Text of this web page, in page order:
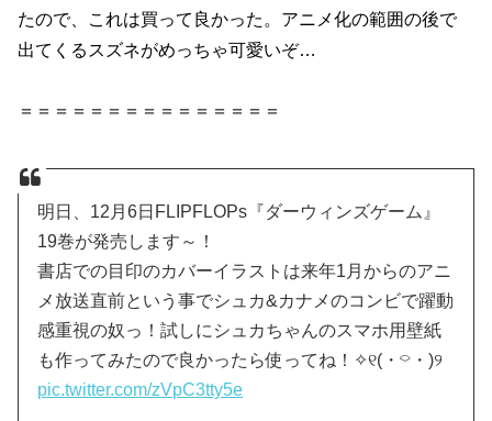
たので、これは買って良かった。アニメ化の範囲の後で
出てくるスズネがめっちゃ可愛いぞ…
＝＝＝＝＝＝＝＝＝＝＝＝＝＝＝
明日、12月6日FLIPFLOPs『ダーウィンズゲーム』
19巻が発売します～！
書店での目印のカバーイラストは来年1月からのアニ
メ放送直前という事でシュカ&カナメのコンビで躍動
感重視の奴っ！試しにシュカちゃんのスマホ用壁紙
も作ってみたので良かったら使ってね！✧୧(・⌔・)୨
pic.twitter.com/zVpC3tty5e